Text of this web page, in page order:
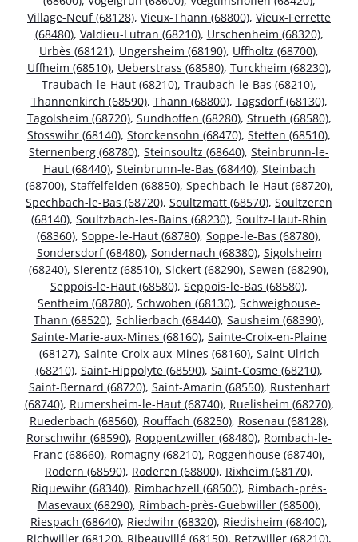
Village-Neuf (68128), Vieux-Thann (68800), Vieux-Ferrette
(68480), Valdieu-Lutran (68210), Urschenheim (68320),
Urbès (68121), Ungersheim (68190), Uffholtz (68700),
Uffheim (68510), Ueberstrass (68580), Turckheim (68230),
Traubach-le-Haut (68210), Traubach-le-Bas (68210),
Thannenkirch (68590), Thann (68800), Tagsdorf (68130),
Tagolsheim (68720), Sundhoffen (68280), Strueth (68580),
Stosswihr (68140), Storckensohn (68470), Stetten (68510),
Sternenberg (68780), Steinsoultz (68640), Steinbrunn-le-
Haut (68440), Steinbrunn-le-Bas (68440), Steinbach
(68700), Staffelfelden (68850), Spechbach-le-Haut (68720),
Spechbach-le-Bas (68720), Soultzmatt (68570), Soultzeren
(68140), Soultzbach-les-Bains (68230), Soultz-Haut-Rhin
(68360), Soppe-le-Haut (68780), Soppe-le-Bas (68780),
Sondersdorf (68480), Sondernach (68380), Sigolsheim
(68240), Sierentz (68510), Sickert (68290), Sewen (68290),
Seppois-le-Haut (68580), Seppois-le-Bas (68580),
Sentheim (68780), Schwoben (68130), Schweighouse-
Thann (68520), Schlierbach (68440), Sausheim (68390),
Sainte-Marie-aux-Mines (68160), Sainte-Croix-en-Plaine
(68127), Sainte-Croix-aux-Mines (68160), Saint-Ulrich
(68210), Saint-Hippolyte (68590), Saint-Cosme (68210),
Saint-Bernard (68720), Saint-Amarin (68550), Rustenhart
(68740), Rumersheim-le-Haut (68740), Ruelisheim (68270),
Ruederbach (68560), Rouffach (68250), Rosenau (68128),
Rorschwihr (68590), Roppentzwiller (68480), Rombach-le-
Franc (68660), Romagny (68210), Roggenhouse (68740),
Rodern (68590), Roderen (68800), Rixheim (68170),
Riquewihr (68340), Rimbachzell (68500), Rimbach-près-
Masevaux (68290), Rimbach-près-Guebwiller (68500),
Riespach (68640), Riedwihr (68320), Riedisheim (68400),
Richwiller (68120), Ribeauvillé (68150), Retzwiller (68210),